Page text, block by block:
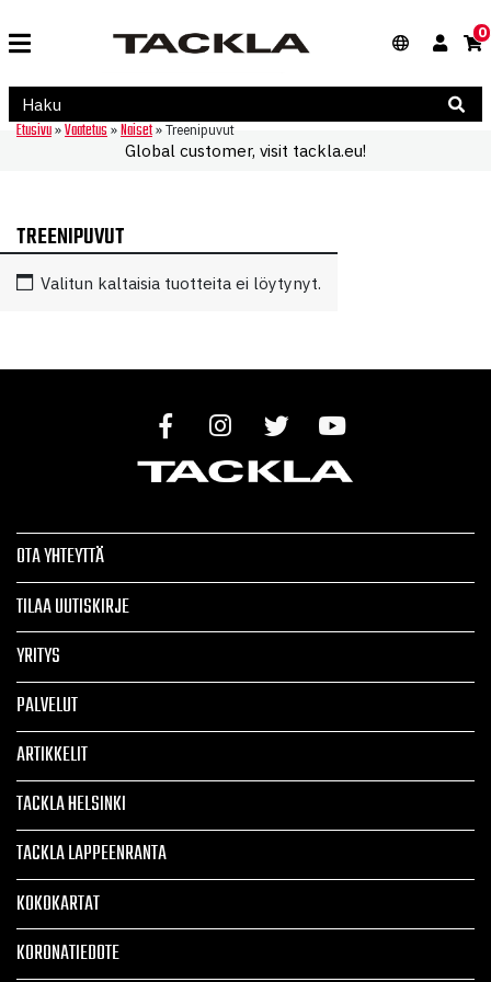
0
Global customer, visit tackla.eu!
TREENIPUVUT
Etusivu » Vaatetus » Naiset » Treenipuvut
Valitun kaltaisia tuotteita ei löytynyt.
OTA YHTEYTTÄ
TILAA UUTISKIRJE
YRITYS
PALVELUT
ARTIKKELIT
TACKLA HELSINKI
TACKLA LAPPEENRANTA
KOKOKARTAT
KORONATIEDOTE